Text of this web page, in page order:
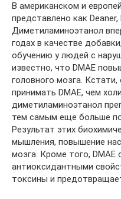
В американском и
представлено как Deaner,
Диметиламиноэтанол
годах в качестве
обучению у людей с
известно, что DMAE
головного мозга.
принимать DMAE, чем
диметиламиноэтанол
тем самым еще больше
Результат этих
мышления, повышение
мозга. Кроме того,
антиоксидантными
токсины и